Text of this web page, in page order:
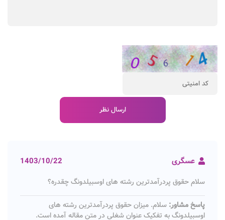
عسگری 1403/10/22
سلام حقوق پردرآمدترین رشته های اوسبیلدونگ چقدره؟
پاسخ مشاور: سلام. میزان حقوق پردرآمدترین رشته های
اوسبیلدونگ به تفکیک عنوان شغلی در متن مقاله آمده است.